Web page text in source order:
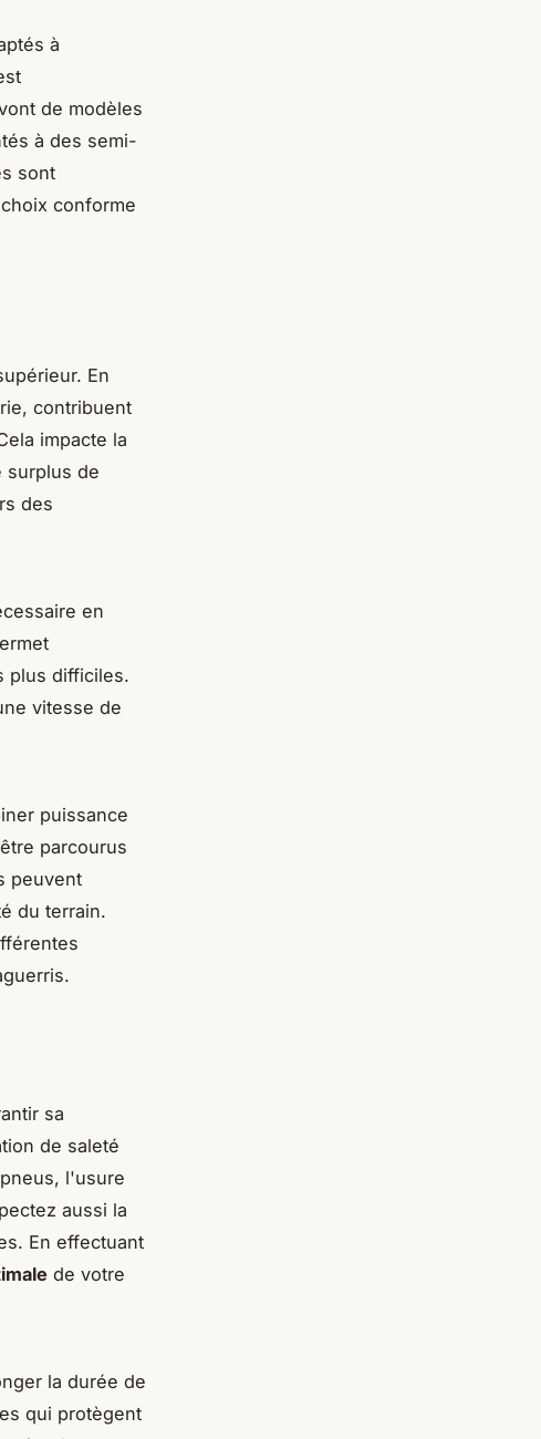
à
de modèles
à des semi-
sont
conforme
En
contribuent
impacte la
surplus de
des
en
plus difficiles.
vitesse de
puissance
parcourus
peuvent
du terrain.
sa
de saleté
l'usure
aussi la
En effectuant
de votre
la durée de
qui protègent